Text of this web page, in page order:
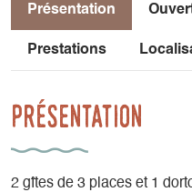
Présentation
Prestations
Présentation
2 gîtes de 3 places et 1